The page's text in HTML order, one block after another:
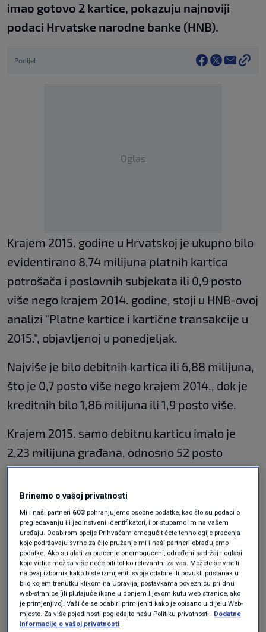
imao gotovo 2 kartice, pokazuju najnoviji
podaci Hrvatske narodne banke (HNB).
Podijeli
Oglas
Krajem 2015. godine u Hrvatskoj je ukupno bilo
evidentirano 8,74 milijuna platnih kartica
potrošača i poslovnih subjekata ili 0,9 posto
više nego krajem 2014. godine, stoji u HNB-ovoj
analizi "Platne kartice i kartične transakcije u
2015.", objavljenoj u ponedjeljak.
Najviše je bilo debitnih kartica ili 6,88 milijuna,
što je 0,7 posto više nego krajem 2014., dok je
kreditnih bilo 1,86 milijuna ili 1,9 posto više.
Krajem 2015. samo debitnu karticu imalo je
2,23 milijuna građana, odnosno 52 posto
stanovništva RH, dok je kreditnu platnu karticu
imalo njih 1,12 milijuna ili 26 posto ukupnog
stanovništva.
Tako je po stanovniku u RH u 2015. bilo 1,94
platnih kartica, 1,52 debitnih kartica te 0,42
kreditnih platnih kartica.
Od ukupnog broja imatelja platnih kartica
potrošača, 63 posto njih imalo je platne kartice
Brinemo o vašoj privatnosti
Mi i naši partneri 603 pohranjujemo osobne podatke, kao što su podaci o
pregledavanju ili jedinstveni identifikatori, i pristupamo im na vašem
uređaju. Odabirom opcije Prihvaćam omogućit ćete tehnologije praćenja
koje podržavaju svrhe za čije pružanje mi i naši partneri obrađujemo
podatke. Ako su alati za praćenje onemogućeni, određeni sadržaj i oglasi
koje vidite možda više neće biti toliko relevantni za vas. Možete se vratiti
na ovaj izbornik kako biste izmijenili svoje odabire ili povukli pristanak u
bilo kojem trenutku klikom na Upravljaj postavkama poveznicu pri dnu
web-stranice [ili plutajuće ikone u donjem lijevom kutu web stranice, ako
je primjenjivo]. Vaši će se odabiri primijeniti kako je opisano u dijelu Web-
mjesto. Za više pojedinosti pogledajte našu Politiku privatnosti. Dodatne
informacije o vašoj privatnosti